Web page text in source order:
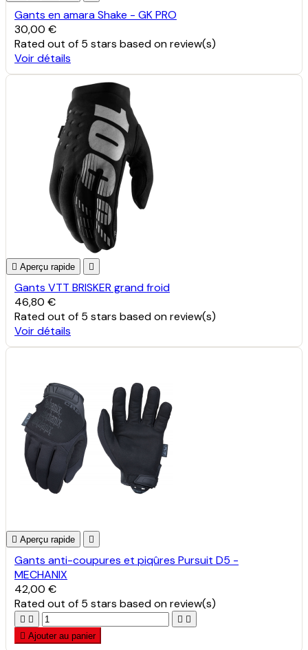
Gants en amara Shake - GK PRO
30,00 €
Ratedout of 5 stars based onreview(s)
Voir détails
 Aperçu rapide 
Gants VTT BRISKER grand froid
46,80 €
Ratedout of 5 stars based onreview(s)
Voir détails
 Aperçu rapide 
Gants anti-coupures et piqûres Pursuit D5 -
MECHANIX
42,00 €
Ratedout of 5 stars based onreview(s)
   
 Ajouter au panier